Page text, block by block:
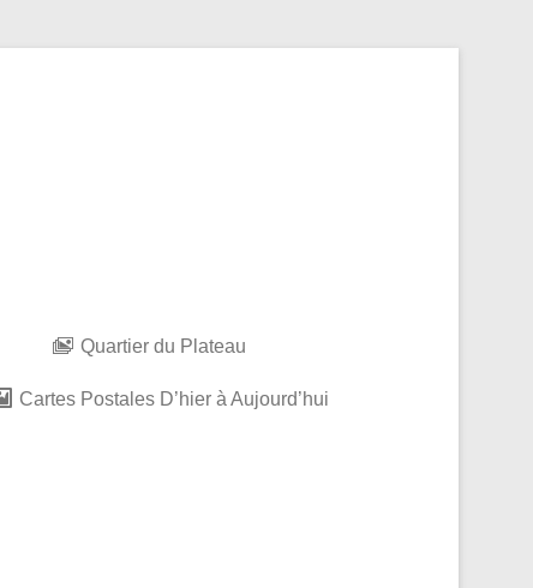
Quartier du Plateau
Cartes Postales D’hier à Aujourd’hui